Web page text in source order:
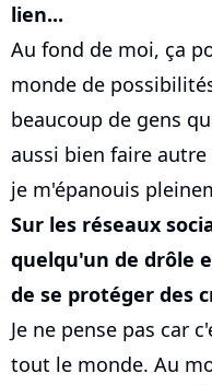
lien...
Au fond de moi, ça
monde de
beaucoup de gens
aussi bien faire
je m'épanouis
Sur les réseaux
quelqu'un de drôle
de se protéger des
Je ne pense pas car
tout le monde. Au